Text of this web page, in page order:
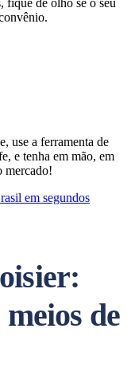
fique de olho se o seu
use a ferramenta de
e tenha em mão, em
mercado!
em segundos
de